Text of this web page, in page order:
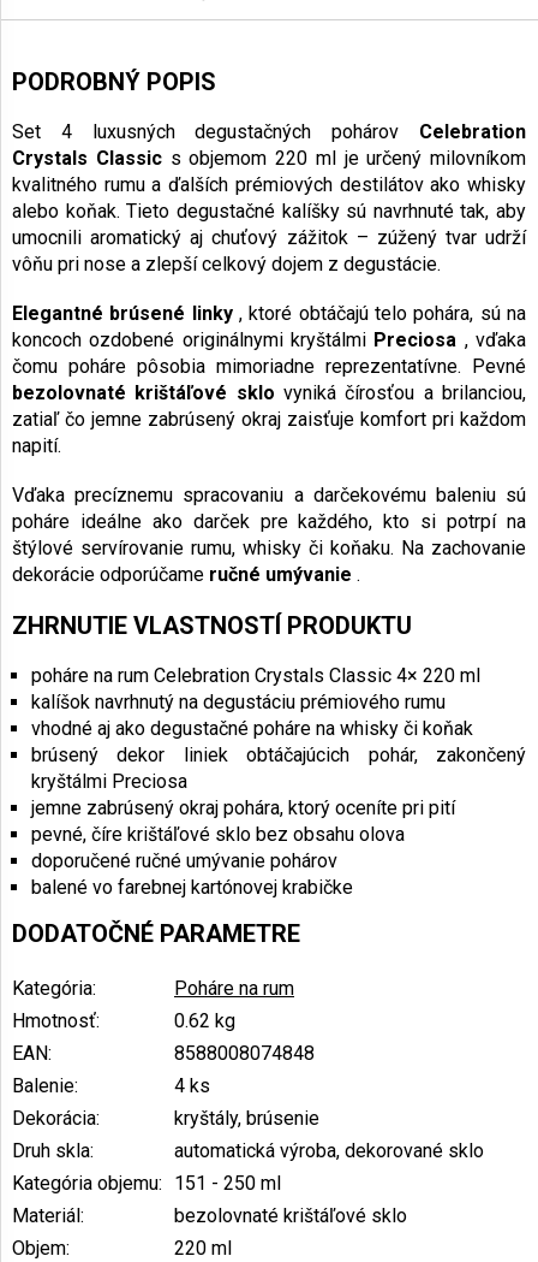
PODROBNÝ POPIS
Set 4 luxusných degustačných pohárov Celebration
Crystals Classics objemom 220 ml je určený milovníkom
kvalitného rumu a ďalších prémiových destilátov ako whisky
alebo koňak. Tieto degustačné kalíšky sú navrhnuté tak, aby
umocnili aromatický aj chuťový zážitok – zúžený tvar udrží
vôňu pri nose a zlepší celkový dojem z degustácie.
Elegantné brúsené linky, ktoré obtáčajú telo pohára, sú na
koncoch ozdobené originálnymi kryštálmi Preciosa , vďaka
čomu poháre pôsobia mimoriadne reprezentatívne. Pevné
bezolovnaté krištáľové sklo vyniká čírosťou a brilanciou,
zatiaľ čo jemne zabrúsený okraj zaisťuje komfort pri každom
napití.
Vďaka precíznemu spracovaniu a darčekovému baleniu sú
poháre ideálne ako darček pre každého, kto si potrpí na
štýlové servírovanie rumu, whisky či koňaku. Na zachovanie
dekorácie odporúčame ručné umývanie .
ZHRNUTIE VLASTNOSTÍ PRODUKTU
poháre na rum Celebration Crystals Classic 4× 220 ml
kalíšok navrhnutý na degustáciu prémiového rumu
vhodné aj ako degustačné poháre na whisky či koňak
brúsený dekor liniek obtáčajúcich pohár, zakončený
kryštálmi Preciosa
jemne zabrúsený okraj pohára, ktorý oceníte pri pití
pevné, číre krištáľové sklo bez obsahu olova
doporučené ručné umývanie pohárov
balené vo farebnej kartónovej krabičke
DODATOČNÉ PARAMETRE
Kategória:
Poháre na rum
Hmotnosť:
0.62 kg
EAN:
8588008074848
Balenie:
4 ks
Dekorácia:
kryštály, brúsenie
Druh skla:
automatická výroba, dekorované sklo
Kategória objemu:
151 - 250 ml
Materiál:
bezolovnaté krištáľové sklo
Objem:
220 ml